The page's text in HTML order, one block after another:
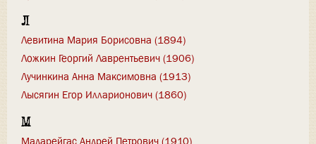
Л
Левитина Мария Борисовна (1894)
Ложкин Георгий Лаврентьевич (1906)
Лучинкина Анна Максимовна (1913)
Лысягин Егор Илларионович (1860)
М